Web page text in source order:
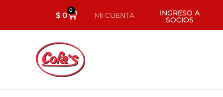
$0 0
MI CUENTA INGRESO A
SOCIOS